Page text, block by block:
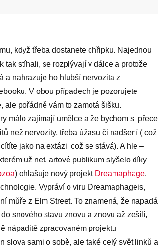
když třeba dostanete chřipku. Najednou
tak stíhali, se rozplývají v dálce a protože
a nahrazuje ho hlubší nervozita z
V obou případech je pozorujete
ale pořádně vám to zamotá šišku.
málo zajímají umělce a že bychom si přece
než nervozity, třeba úžasu či nadšení ( což
jako na extázi, což se stává). A hle –
už net. artové publikum slyšelo díky
) ohlašuje nový projekt Dreamaphage.
Vypráví o viru Dreamaphageis,
můře z Elm Street. To znamená, že napadá
snového stavu znovu a znovu až zešílí,
nápaditě zpracovaném projektu
slova sami o sobě, ale také celý svět linků a